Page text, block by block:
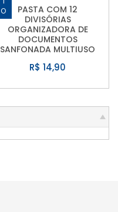
PASTA COM 12
DIVISÓRIAS
ORGANIZADORA DE
DOCUMENTOS
SANFONADA MULTIUSO
R$ 14,90